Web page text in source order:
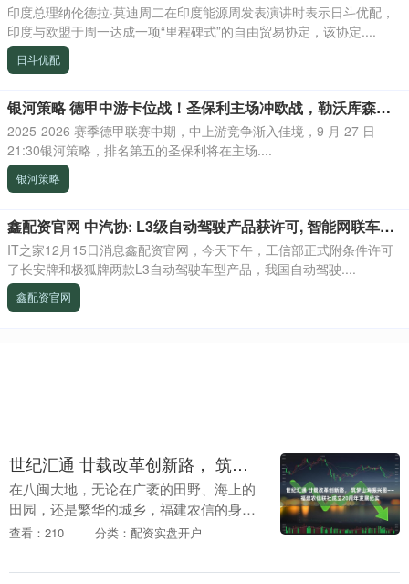
印度总理纳伦德拉·莫迪周二在印度能源周发表演讲时表示日斗优配，
印度与欧盟于周一达成一项“里程碑式”的自由贸易协定，该协定....
日斗优配
银河策略 德甲中游卡位战！圣保利主场冲欧战，勒沃库森客场争上游
2025-2026 赛季德甲联赛中期，中上游竞争渐入佳境，9 月 27 日
21:30银河策略，排名第五的圣保利将在主场....
银河策略
鑫配资官网 中汽协: L3级自动驾驶产品获许可, 智能网联车迈入量产应用新阶段
IT之家12月15日消息鑫配资官网，今天下午，工信部正式附条件许可
了长安牌和极狐牌两款L3自动驾驶车型产品，我国自动驾驶....
鑫配资官网
世纪汇通 廿载改革创新路， 筑梦山海振兴图——福建农信联社成立20周年发展纪实
在八闽大地，无论在广袤的田野、海上的
田园，还是繁华的城乡，福建农信的身影
无处不在。从1929年全国第一批红色信用
家信用社....
查看：210 分类：配资实盘开户